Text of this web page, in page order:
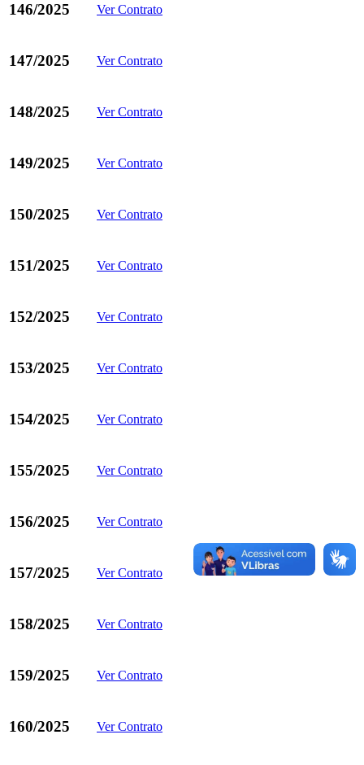
146/2025 Ver Contrato
147/2025 Ver Contrato
148/2025 Ver Contrato
149/2025 Ver Contrato
150/2025 Ver Contrato
151/2025 Ver Contrato
152/2025 Ver Contrato
153/2025 Ver Contrato
154/2025 Ver Contrato
155/2025 Ver Contrato
156/2025 Ver Contrato
157/2025 Ver Contrato
158/2025 Ver Contrato
159/2025 Ver Contrato
160/2025 Ver Contrato